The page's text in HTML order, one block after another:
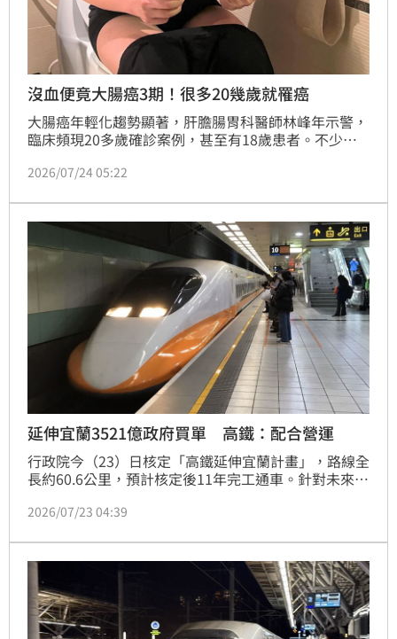
沒血便竟大腸癌3期！很多20幾歲就罹癌
大腸癌年輕化趨勢顯著，肝膽腸胃科醫師林峰年示警，
臨床頻現20多歲確診案例，甚至有18歲患者。不少人
習慣改變」兩大關鍵警訊。醫師提醒，若長期腹瀉超過
其一等親有相關病史者，應提早在30至40歲前安排篩
檢。專家強調，早期發現息肉或病變是治療關鍵，切勿
因害怕檢查而錯失救命黃金期，大腸癌已非中老年人專
利，年輕族群
2026/07/24 05:22
延伸宜蘭3521億政府買單 高鐵：配合營運
行政院今（23）日核定「高鐵延伸宜蘭計畫」，路線全
長約60.6公里，預計核定後11年完工通車。針對未來建
定內容，延伸宜蘭所需的整體興建成本將由政府負擔。
2026/07/23 04:39